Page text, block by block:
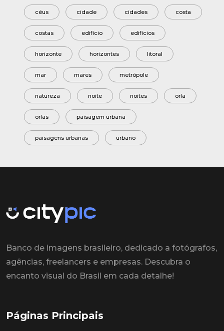
céus cidade cidades costa
costas edifício edifícios
horizonte horizontes litoral
mar mares metrópole
natureza noite noites orla
orlas paisagem urbana
paisagens urbanas urbano
Banco de imagens brasileiro, dedicado a fotógrafos,
agências, freelancers e empresas. Descubra o
encanto visual do Brasil em cada detalhe!
Páginas Principais